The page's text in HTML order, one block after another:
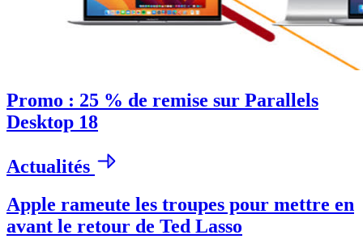
Promo : 25 % de remise sur Parallels
Desktop 18
Actualités
Apple rameute les troupes pour mettre en
avant le retour de Ted Lasso